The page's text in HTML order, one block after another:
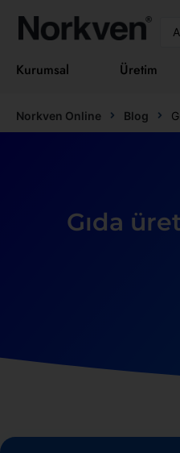
Kurumsal Üretim
Norkven Online Blog
Gıda